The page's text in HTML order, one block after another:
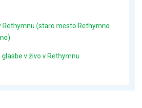
Rethymnu (staro mesto Rethymno
v živo v Rethymnu